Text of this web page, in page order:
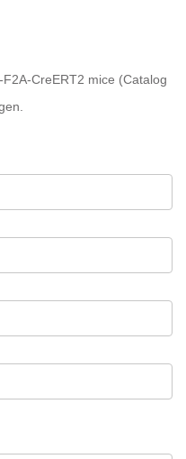
F2A-CreERT2 mice (Catalog